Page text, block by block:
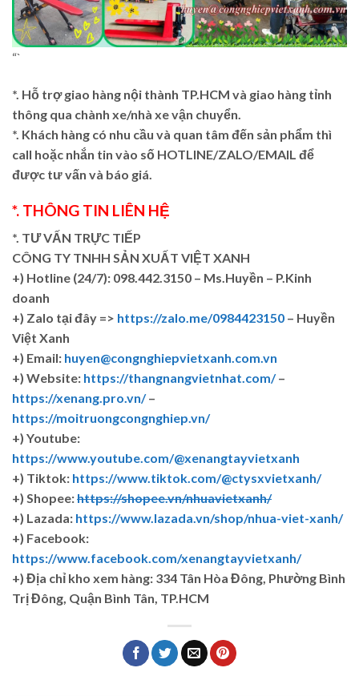
“`
*. Hỗ trợ giao hàng nội thành TP.HCM và giao hàng tỉnh
thông qua chành xe/nhà xe vận chuyển.
*. Khách hàng có nhu cầu và quan tâm đến sản phẩm thì
call hoặc nhắn tin vào số HOTLINE/ZALO/EMAIL để
được tư vấn và báo giá.
*. THÔNG TIN LIÊN HỆ
*. TƯ VẤN TRỰC TIẾP
CÔNG TY TNHH SẢN XUẤT VIỆT XANH
+) Hotline (24/7): 098.442.3150 – Ms.Huyền – P.Kinh
doanh
+) Zalo tại đây => https://zalo.me/0984423150 – Huyền
Việt Xanh
+) Email: huyen@congnghiepvietxanh.com.vn
+) Website: https://thangnangvietnhat.com/–
https://xenang.pro.vn/–
https://moitruongcongnghiep.vn/
+) Youtube:
https://www.youtube.com/@xenangtayvietxanh
+) Tiktok: https://www.tiktok.com/@ctysxvietxanh/
+) Shopee:https://shopee.vn/nhuavietxanh/
+) Lazada: https://www.lazada.vn/shop/nhua-viet-xanh/
+) Facebook:
https://www.facebook.com/xenangtayvietxanh/
+) Địa chỉ kho xem hàng: 334 Tân Hòa Đông, Phường Bình
Trị Đông, Quận Bình Tân, TP.HCM